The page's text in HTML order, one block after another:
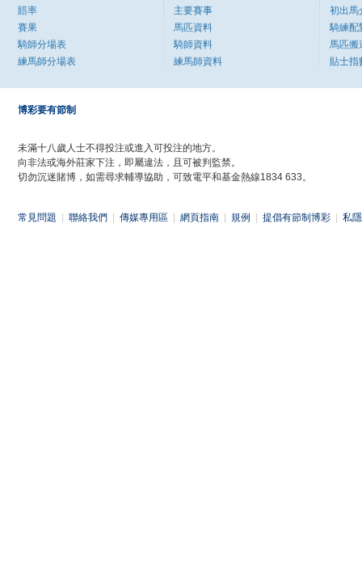
賠率
賽果
騎師分場表
練馬師分場表
主要賽事
馬匹資料
騎師資料
練馬師資料
初出馬
騎練配
馬匹搬
貼士指
博彩要有節制
未滿十八歲人士不得投注或進入可投注的地方。
向非法或海外莊家下注，即屬違法，且可被判監禁。
切勿沉迷賭博，如需尋求輔導協助，可致電平和基金熱線1834 633。
常見問題 聯絡我們 傳媒專用區 網頁指南 規例 提倡有節制博彩 私